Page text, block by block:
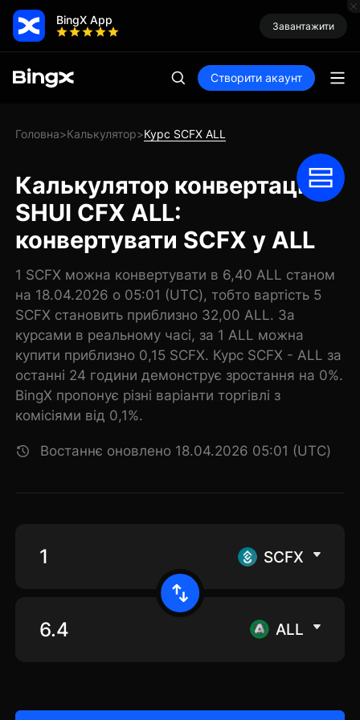
BingX App Завантажити
Створити акаунт
Головна>Калькулятор>Курс SCFX ALL
Калькулятор конвертації
SHUI CFX ALL:
конвертувати SCFX у ALL
1 SCFX можна конвертувати в 6,40 ALL станом
на 18.04.2026 о 05:01 (UTC), тобто вартість 5
SCFX становить приблизно 32,00 ALL. За
курсами в реальному часі, за 1 ALL можна
купити приблизно 0,15 SCFX. Курс SCFX - ALL за
останні 24 години демонструє зростання на 0%.
BingX пропонує різні варіанти торгівлі з
комісіями від 0,1%.
Востаннє оновлено 18.04.2026 05:01 (UTC)
SCFX
ALL